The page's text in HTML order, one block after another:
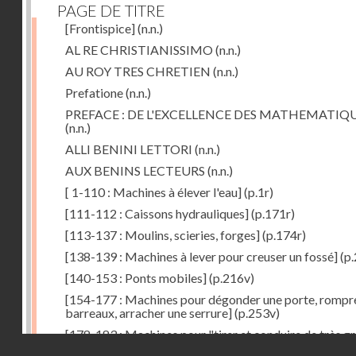
PAGE DE TITRE
[Frontispice](n.n.)
AL RE CHRISTIANISSIMO (n.n.)
AU ROY TRES CHRETIEN (n.n.)
Prefatione(n.n.)
PREFACE : DE L'EXCELLENCE DES
(n.n.)
ALLI BENINI LETTORI (n.n.)
AUX BENINS LECTEURS (n.n.)
[ 1-110 : Machines à élever l'eau](p.1r)
[111-112 : Caissons hydrauliques](p.171r)
[113-137 : Moulins, scieries, forges](p.174r)
[138-139 : Machines à lever pour creuser un fossé]
[140-153 : Ponts mobiles](p.216v)
[154-177 : Machines pour dégonder une porte,
barreaux, arracher une serrure](p.253v)
[178-183 : Machines pour "tirer et conduire de très